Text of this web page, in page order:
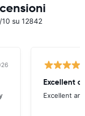
su 12842
Excellent
Excellent